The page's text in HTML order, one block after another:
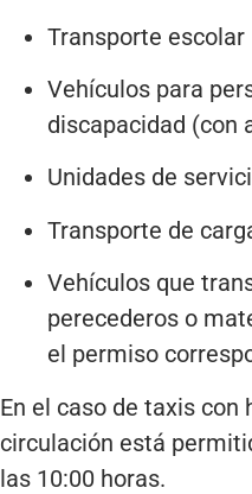
Transporte escolar
Vehículos para
discapacidad (con
Unidades de
Transporte de
Vehículos que
perecederos o
el permiso
En el caso de taxis con
circulación está
las 10:00 horas.